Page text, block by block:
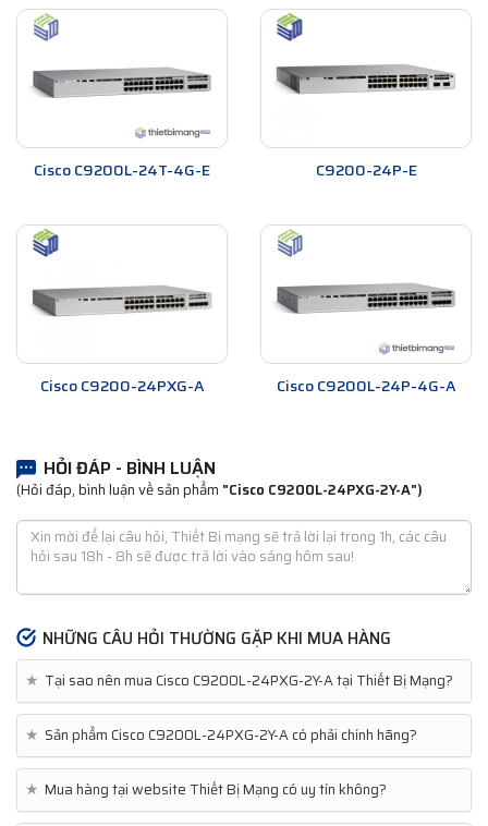
Cisco C9200L-24T-4G-E C9200-24P-E
Cisco C9200-24PXG-A Cisco C9200L-24P-4G-A
HỎI ĐÁP - BÌNH LUẬN
(Hỏi đáp, bình luận về sản phẩm "Cisco C9200L-24PXG-2Y-A")
NHỮNG CÂU HỎI THƯỜNG GẶP KHI MUA HÀNG
★ Tại sao nên mua Cisco C9200L-24PXG-2Y-A tại Thiết Bị Mạng?
★ Sản phẩm Cisco C9200L-24PXG-2Y-A có phải chính hãng?
★ Mua hàng tại website Thiết Bị Mạng có uy tín không?